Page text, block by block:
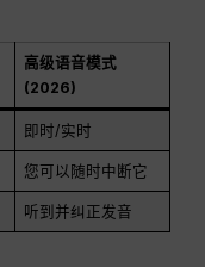
高级语音模式
(2026)
即时/实时
您可以随时中断它
听到并纠正发音